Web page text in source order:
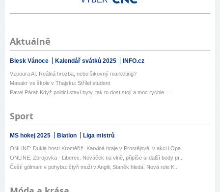
Aktuálně
Blesk Vánoce Kalendář svátků 2025 INFO.cz
Vzpoura AI. Reálná hrozba, nebo šikovný marketing?
Masakr ve škole v Thajsku: Střílel student
Pavel Páral: Když politici staví byty, tak to dost stojí a moc rychle ...
Sport
MS hokej 2025 Biatlon Liga mistrů
ONLINE: Dukla hostí Kroměříž. Karviná hraje v Prostějově, v akci i Opa...
ONLINE: Zbrojovka - Liberec. Nováček na vlně, připíše si další body pr...
Čeští gólmani v pohybu: čtyři muži v Anglii, Staněk hledá. Nová role K...